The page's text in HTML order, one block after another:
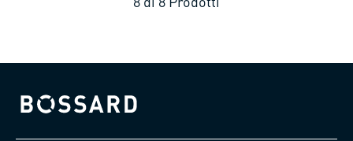
Bossard homepage